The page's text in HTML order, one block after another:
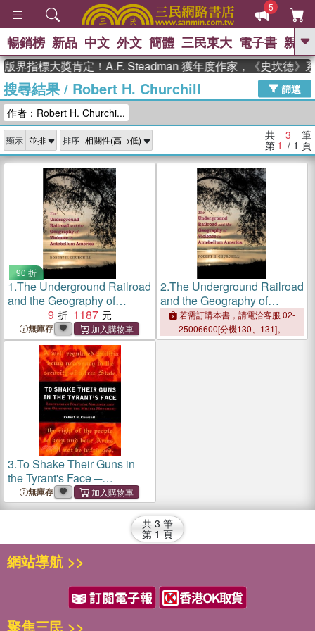
5
GO
熱搜： 東野圭吾 高希均教授回憶錄
、 The Odyssey 、 父親節 、 花開錦
李登輝時代 、 數學女孩：黎曼猜想
、
如果歷史是一
群喵 、 臺灣漫遊錄
暢銷榜 新品 中文 外文 簡體 三民東大 電子書 親子
界指標大獎肯定！A.F. Steadman 獲年度作家，《史坎德》
搜尋結果/ Robert H. Churchill
篩選
作者：Robert H. Churchi...
顯示 排序 共 3 筆
第 1 / 1 頁
90 折
1.The Underground Railroad
and the Geography of
Violence in Antebellum
America
9 1187
無庫存
2.The Underground Railroad
and the Geography of
Violence in Antebellum
America
若需訂購本書，請電洽客服 02-
25006600[分機130、131]。
3.To Shake Their Guns in
the Tyrant's Face ─
Libertarian Political Violence
and the Origins of the Militia
無庫存
共 3 筆
第 1 頁
網站導航 >>
聚焦三民 >>